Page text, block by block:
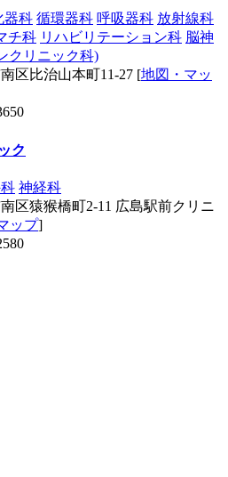
器科 循環器科 呼吸器科 放射線科
チ科 リハビリテーション科 脳神
クリニック科)
区比治山本町11-27 [地図・マッ
ク
神経科
区猿猴橋町2-11 広島駅前クリニ
ップ]